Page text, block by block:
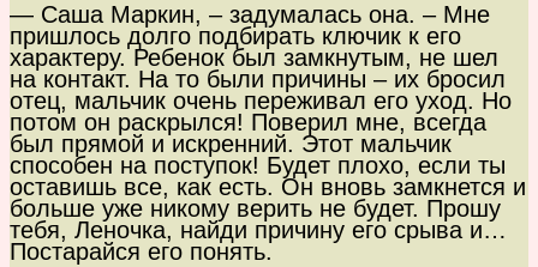
— Саша Маркин, – задумалась она. – Мне
пришлось долго подбирать ключик к его
характеру. Ребенок был замкнутым, не шел
на контакт. На то были причины – их бросил
отец, мальчик очень переживал его уход. Но
потом он раскрылся! Поверил мне, всегда
был прямой и искренний. Этот мальчик
способен на поступок! Будет плохо, если ты
оставишь все, как есть. Он вновь замкнется и
больше уже никому верить не будет. Прошу
тебя, Леночка, найди причину его срыва и…
Постарайся его понять.